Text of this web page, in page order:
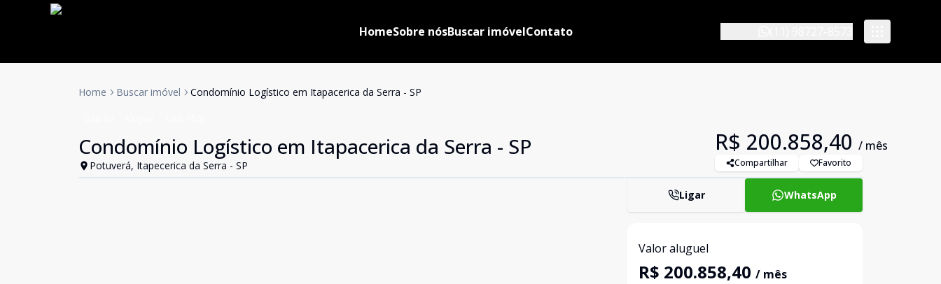
HomeSobre nósBuscar imóvelContato
Home Buscar imóvel Condomínio Logístico em Itapacerica da Serra - SP
Condomínio Logístico em Itapacerica da Serra - SP
Potuverá, Itapecerica da Serra - SP
R$ 200.858,40 / mês
Compartilhar Favorito
Ligar WhatsApp
Valor aluguel
R$ 200.858,40 / mês